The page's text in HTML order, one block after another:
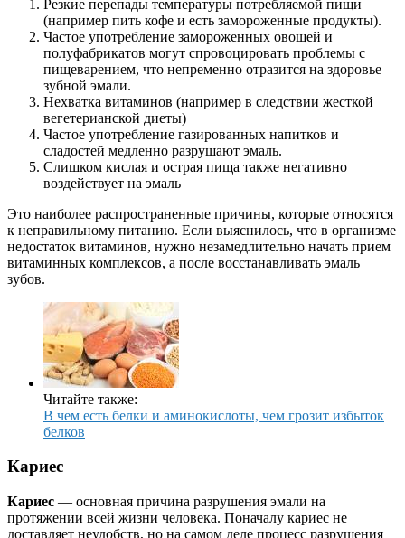
Резкие перепады температуры потребляемой пищи
(например пить кофе и есть замороженные продукты).
Частое употребление замороженных овощей и
полуфабрикатов могут спровоцировать проблемы с
пищеварением, что непременно отразится на здоровье
зубной эмали.
Нехватка витаминов (например в следствии жесткой
вегетерианской диеты)
Частое употребление газированных напитков и
сладостей медленно разрушают эмаль.
Слишком кислая и острая пища также негативно
воздействует на эмаль
Это наиболее распространенные причины, которые относятся
к неправильному питанию. Если выяснилось, что в организме
недостаток витаминов, нужно незамедлительно начать прием
витаминных комплексов, а после восстанавливать эмаль
зубов.
Читайте также:
В чем есть белки и аминокислоты, чем грозит избыток
белков
Кариес
Кариес — основная причина разрушения эмали на
протяжении всей жизни человека. Поначалу кариес не
доставляет неудобств, но на самом деле процесс разрушения